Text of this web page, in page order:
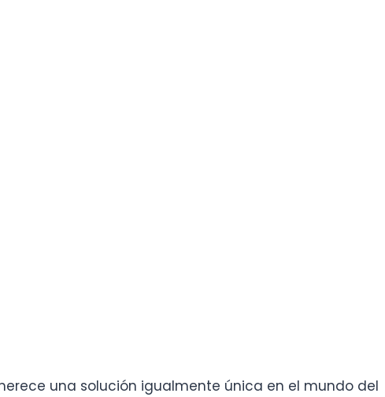
una solución igualmente única en el mundo del